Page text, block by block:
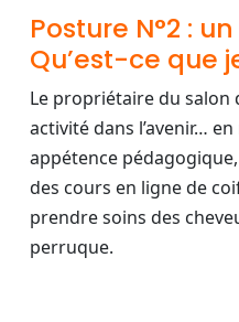
Posture N°2 :
Qu’est-ce que
Le propriétaire du
activité dans l’avenir… en
appétence
des cours en ligne de
prendre soins des
perruque.